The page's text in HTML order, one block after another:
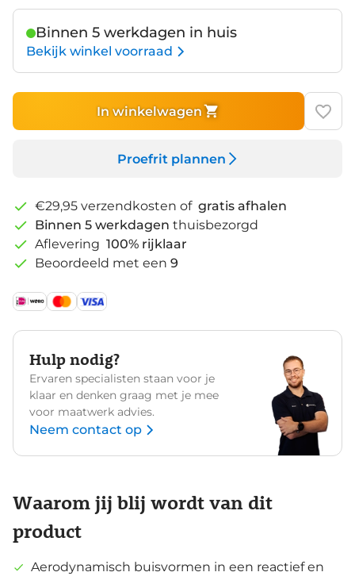
Binnen 5 werkdagen in huis
Bekijk winkel voorraad
In winkelwagen
Proefrit plannen
€29,95 verzendkosten of gratis afhalen
Binnen 5 werkdagen thuisbezorgd
Aflevering 100% rijklaar
Beoordeeld met een 9
Hulp nodig?
Ervaren specialisten staan voor je
klaar en denken graag met je mee
voor maatwerk advies.
Neem contact op
Waarom jij blij wordt van dit
product
Aerodynamisch buisvormen in een reactief en